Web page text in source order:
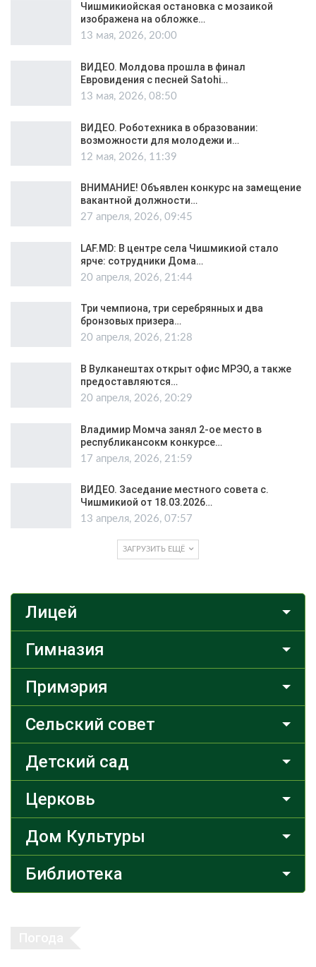
Чишмикиойская остановка с мозаикой
изображена на обложке…
13 мая, 2026, 20:00
ВИДЕО. Молдова прошла в финал
Евровидения с песней Satohi…
13 мая, 2026, 08:50
ВИДЕО. Роботехника в образовании:
возможности для молодежи и…
12 мая, 2026, 11:39
ВНИМАНИЕ! Объявлен конкурс на замещение
вакантной должности…
27 апреля, 2026, 09:45
LAF.MD: В центре села Чишмикиой стало
ярче: сотрудники Дома…
20 апреля, 2026, 21:44
Три чемпиона, три серебрянных и два
бронзовых призера…
20 апреля, 2026, 21:28
В Вулканештах открыт офис МРЭО, а также
предоставляются…
20 апреля, 2026, 20:29
Владимир Момча занял 2-ое место в
республикансокм конкурсе…
17 апреля, 2026, 21:59
ВИДЕО. Заседание местного совета с.
Чишмикиой от 18.03.2026…
13 апреля, 2026, 07:57
ЗАГРУЗИТЬ ЕЩЁ
Лицей
Гимназия
Примэрия
Сельский совет
Детский сад
Церковь
Дом Культуры
Библиотека